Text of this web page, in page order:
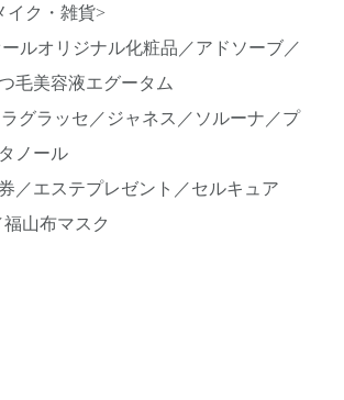
イク・雑貨>
ルオリジナル化粧品／アドソーブ／
毛美容液エグータム
グラッセ／ジャネス／ソルーナ／プ
ノール
／エステプレゼント／セルキュア
山布マスク